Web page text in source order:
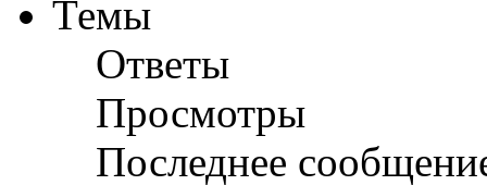
Темы
Ответы
Просмотры
Последнее